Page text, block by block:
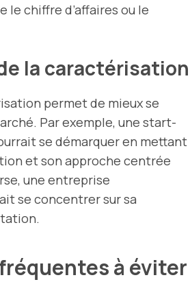
le chiffre d’affaires ou le
la caractérisation
permet de mieux se
Par exemple, une start-
se démarquer en mettant
et son approche centrée
une entreprise
se concentrer sur sa
à éviter